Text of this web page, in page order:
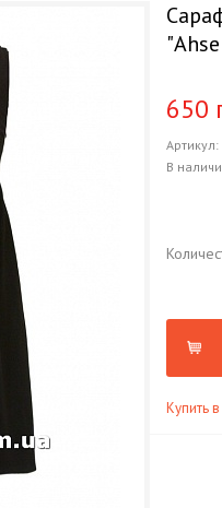
650
Артикул:
В
Купить